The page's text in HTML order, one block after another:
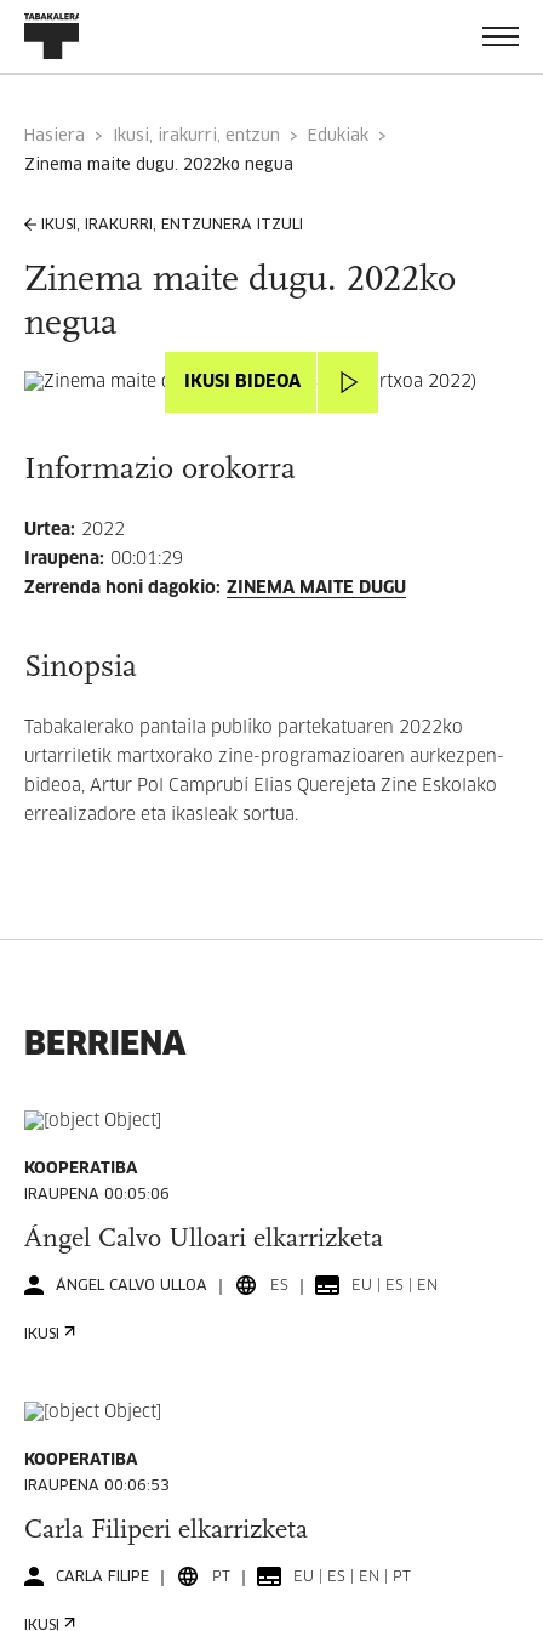
Hasiera Ikusi, irakurri, entzun
Edukiak
zinema maite dugu. 2022ko negua
IKUSI, IRAKURRI, ENTZUNERA ITZULI
Zinema maite dugu. 2022ko
negua
IKUSI BIDEOA
Informazio orokorra
Urtea: 2022
Iraupena: 00:01:29
Zerrenda honi dagokio: ZINEMA MAITE DUGU
Sinopsia
Tabakalerako pantaila publiko partekatuaren 2022ko
urtarriletik martxorako zine-programazioaren aurkezpen-
bideoa, Artur Pol Camprubí Elias Querejeta Zine Eskolako
errealizadore eta ikasleak sortua.
BERRIENA
KOOPERATIBA
IRAUPENA 00:05:06
Ángel Calvo Ulloari elkarrizketa
ÁNGEL CALVO ULLOA ES EU | ES | EN
IKUSI
KOOPERATIBA
IRAUPENA 00:06:53
Carla Filiperi elkarrizketa
CARLA FILIPE PT EU | ES | EN | PT
IKUSI